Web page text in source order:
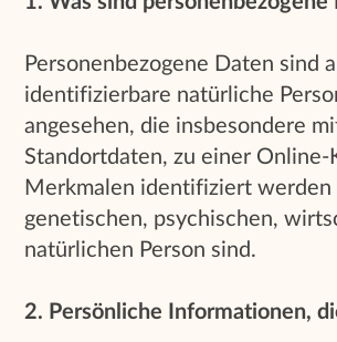
Personenbezogene Daten
identifizierbare natürliche
angesehen, die insbesondere
Standortdaten, zu einer Online-
Merkmalen identifiziert werden
genetischen, psychischen,
natürlichen Person sind.
2. Persönliche Informationen,